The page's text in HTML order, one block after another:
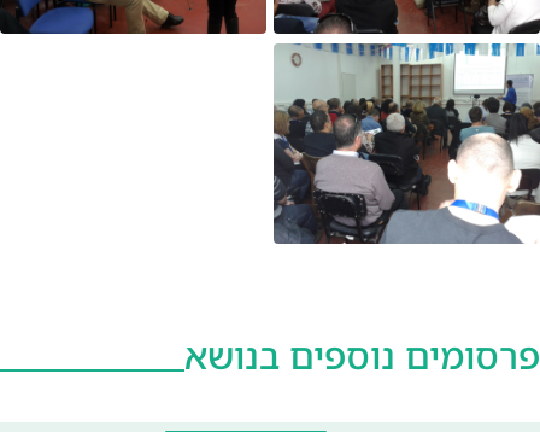
פרסומים נוספים בנושא